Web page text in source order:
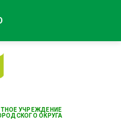
УЧРЕЖДЕНИЕ
ОКРУГА